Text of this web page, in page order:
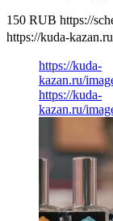
150 RUB https://
https://kuda-
https://kuda-
kazan.ru/
https://kuda-
kazan.ru/